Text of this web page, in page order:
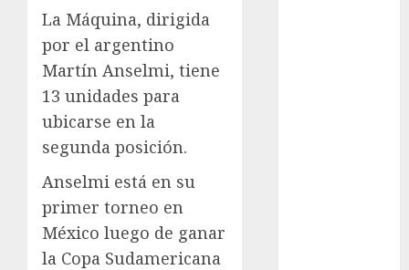
La Máquina, dirigida
por el argentino
Martín Anselmi, tiene
13 unidades para
ubicarse en la
segunda posición.
Anselmi está en su
primer torneo en
México luego de ganar
la Copa Sudamericana